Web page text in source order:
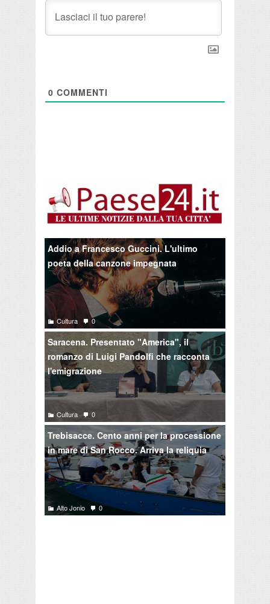
0 COMMENTI
Addio a Francesco Guccini. L'ultimo
poeta della canzone impegnata
Cultura 0
Saracena. Presentato "America", il
romanzo di Luigi Pandolfi che racconta
l'emigrazione
Cultura 0
Trebisacce. Cento anni per la processione
in mare di San Rocco. Arriva la reliquia
Alto Jonio 0